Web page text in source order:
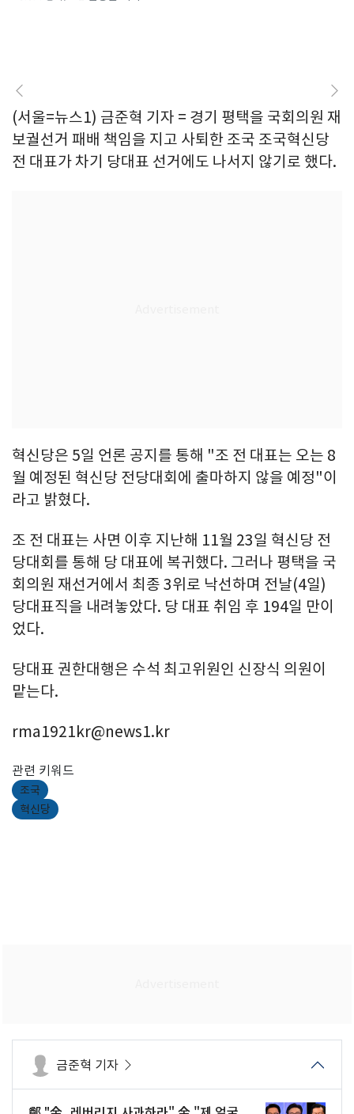
(서울=뉴스1) 금준혁 기자 = 경기 평택을 국회의원 재
보궐선거 패배 책임을 지고 사퇴한 조국 조국혁신당
전 대표가 차기 당대표 선거에도 나서지 않기로 했다.
혁신당은 5일 언론 공지를 통해 "조 전 대표는 오는 8
월 예정된 혁신당 전당대회에 출마하지 않을 예정"이
라고 밝혔다.
조 전 대표는 사면 이후 지난해 11월 23일 혁신당 전
당대회를 통해 당 대표에 복귀했다. 그러나 평택을 국
회의원 재선거에서 최종 3위로 낙선하며 전날(4일)
당대표직을 내려놓았다. 당 대표 취임 후 194일 만이
었다.
당대표 권한대행은 수석 최고위원인 신장식 의원이
맡는다.
rma1921kr@news1.kr
관련 키워드
조국
혁신당
금준혁 기자